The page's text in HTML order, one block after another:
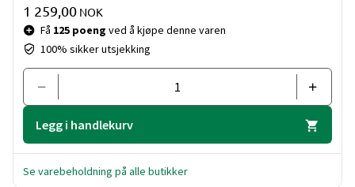
Pris og mengde
Få 125 poeng ved å kjøpe denne varen
100% sikker utsjekking
1 259,00 NOK
Legg i handlekurv
Se varebeholdning på alle butikker